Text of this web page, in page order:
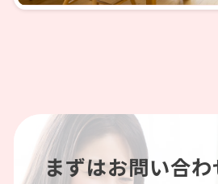
まずはお問い合